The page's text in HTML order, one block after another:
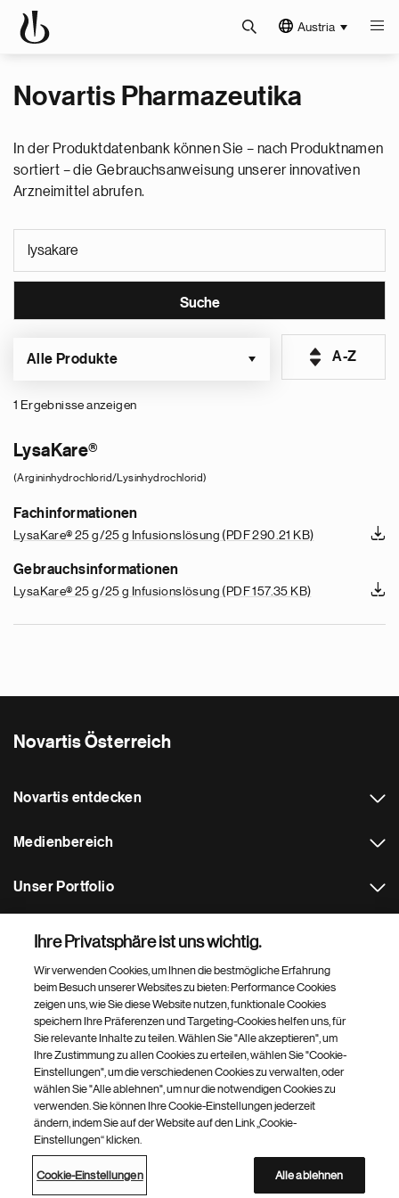
Austria
Novartis Pharmazeutika
In der Produktdatenbank können Sie – nach Produktnamen
sortiert – die Gebrauchsanweisung unserer innovativen
Arzneimittel abrufen.
Alle Produkte A-Z
1 Ergebnisse anzeigen
LysaKare®
(Argininhydrochlorid/Lysinhydrochlorid)
Fachinformationen
LysaKare® 25 g/25 g Infusionslösung (PDF 290.21 KB)
Gebrauchsinformationen
LysaKare® 25 g/25 g Infusionslösung (PDF 157.35 KB)
Novartis Österreich
Novartis entdecken
Medienbereich
Unser Portfolio
Weitere Novartis Websites
Footer Site Search
Footer
Bottom
© 2026 Novartis Pharma GmbH
Datenschutzerklärung
Impressum
Cookie-Einstellungen Barrierefreiheit Site Map
Ihre Privatsphäre ist uns wichtig.
Wir verwenden Cookies, um Ihnen die bestmögliche Erfahrung
beim Besuch unserer Websites zu bieten: Performance Cookies
zeigen uns, wie Sie diese Website nutzen, funktionale Cookies
speichern Ihre Präferenzen und Targeting-Cookies helfen uns, für
Sie relevante Inhalte zu teilen. Wählen Sie "Alle akzeptieren", um
Ihre Zustimmung zu allen Cookies zu erteilen, wählen Sie "Cookie-
Einstellungen", um die verschiedenen Cookies zu verwalten, oder
wählen Sie "Alle ablehnen", um nur die notwendigen Cookies zu
verwenden. Sie können Ihre Cookie-Einstellungen jederzeit
ändern, indem Sie auf der Website auf den Link „Cookie-
Einstellungen“ klicken.
Cookie-Einstellungen Alle ablehnen